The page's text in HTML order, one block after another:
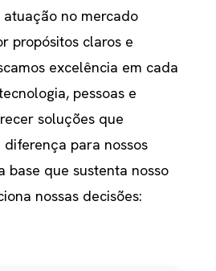
próxima
seção
atuação no mercado
propósitos claros e
excelência em cada
pessoas e
soluções que
para nossos
base que sustenta nosso
nossas decisões: